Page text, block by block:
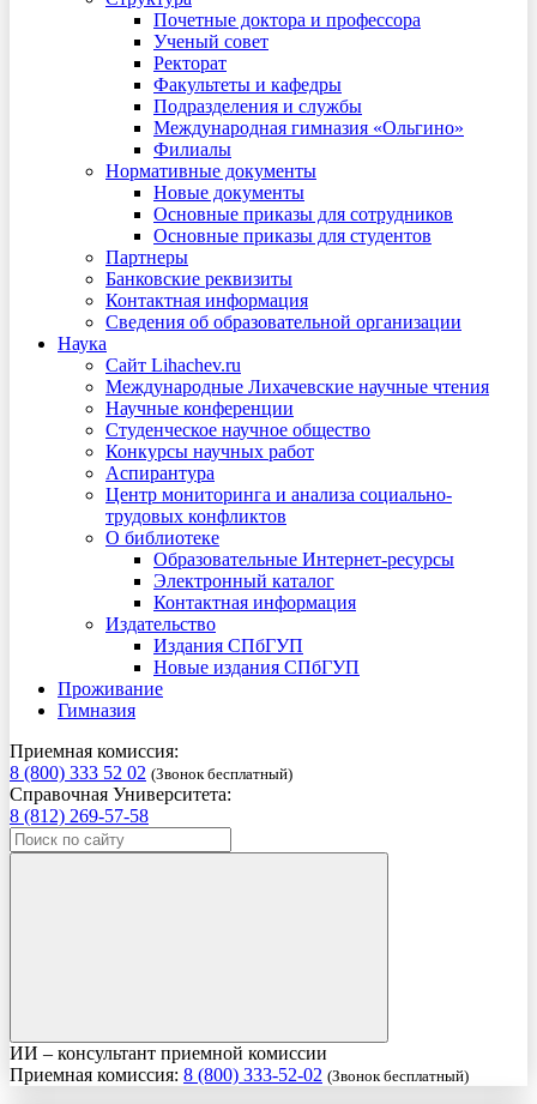
Почетные доктора и профессора
Ученый совет
Ректорат
Факультеты и кафедры
Подразделения и службы
Международная гимназия «Ольгино»
Филиалы
Нормативные документы
Новые документы
Основные приказы для сотрудников
Основные приказы для студентов
Партнеры
Банковские реквизиты
Контактная информация
Сведения об образовательной организации
Наука
Сайт Lihachev.ru
Международные Лихачевские научные чтения
Научные конференции
Студенческое научное общество
Конкурсы научных работ
Аспирантура
Центр мониторинга и анализа социально-
трудовых конфликтов
О библиотеке
Образовательные Интернет-ресурсы
Электронный каталог
Контактная информация
Издательство
Издания СПбГУП
Новые издания СПбГУП
Проживание
Гимназия
Приемная комиссия:
8 (800) 333 52 02 (Звонок бесплатный)
Справочная Университета:
8 (812) 269-57-58
ИИ – консультант приемной комиссии
Приемная комиссия: 8 (800) 333-52-02 (Звонок бесплатный)